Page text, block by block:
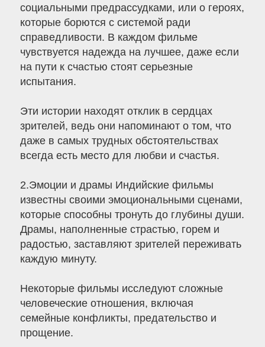
социальными предрассудками, или о героях,
которые борются с системой ради
справедливости. В каждом фильме
чувствуется надежда на лучшее, даже если
на пути к счастью стоят серьезные
испытания.
Эти истории находят отклик в сердцах
зрителей, ведь они напоминают о том, что
даже в самых трудных обстоятельствах
всегда есть место для любви и счастья.
2.Эмоции и драмы Индийские фильмы
известны своими эмоциональными сценами,
которые способны тронуть до глубины души.
Драмы, наполненные страстью, горем и
радостью, заставляют зрителей переживать
каждую минуту.
Некоторые фильмы исследуют сложные
человеческие отношения, включая
семейные конфликты, предательство и
прощение.